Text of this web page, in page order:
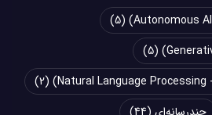
(5)
(5)
(2)